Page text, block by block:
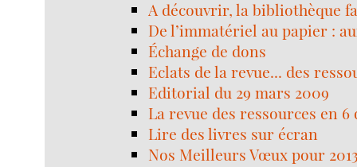
A découvrir, la bibliothèque
De l’immatériel au papier :
Échange de dons
Eclats de la revue... des
Editorial du 29 mars 2009
La revue des ressources en
Lire des livres sur écran
Nos Meilleurs Vœux pour